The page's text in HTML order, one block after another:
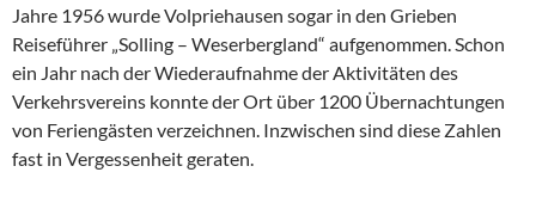
Jahre 1956 wurde Volpriehausen sogar in den Grieben
Reiseführer „Solling – Weserbergland“ aufgenommen. Schon
ein Jahr nach der Wiederaufnahme der Aktivitäten des
Verkehrsvereins konnte der Ort über 1200 Übernachtungen
von Feriengästen verzeichnen. Inzwischen sind diese Zahlen
fast in Vergessenheit geraten.